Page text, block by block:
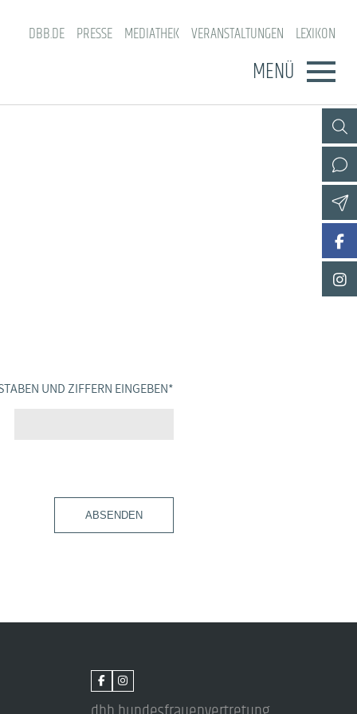
DBB.DE PRESSE MEDIATHEK VERANSTALTUNGEN LEXIKON
MENÜ
UND ZIFFERN EINGEBEN *
ABSENDEN